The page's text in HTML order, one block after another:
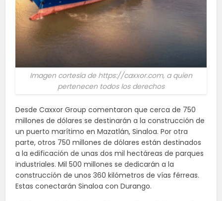
Imagen cortesía de https://caxxor.com, a quien
pertenecen todos los derechos
Desde Caxxor Group comentaron que cerca de 750
millones de dólares se destinarán a la construcción de
un puerto marítimo en Mazatlán, Sinaloa. Por otra
parte, otros 750 millones de dólares están destinados
a la edificación de unas dos mil hectáreas de parques
industriales. Mil 500 millones se dedicarán a la
construcción de unos 360 kilómetros de vías férreas.
Estas conectarán Sinaloa con Durango.